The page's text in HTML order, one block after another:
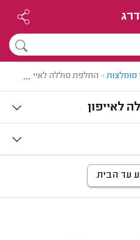
מומלצות> החלפת סוללה לאייפון
...
לאייפון
עד הבית